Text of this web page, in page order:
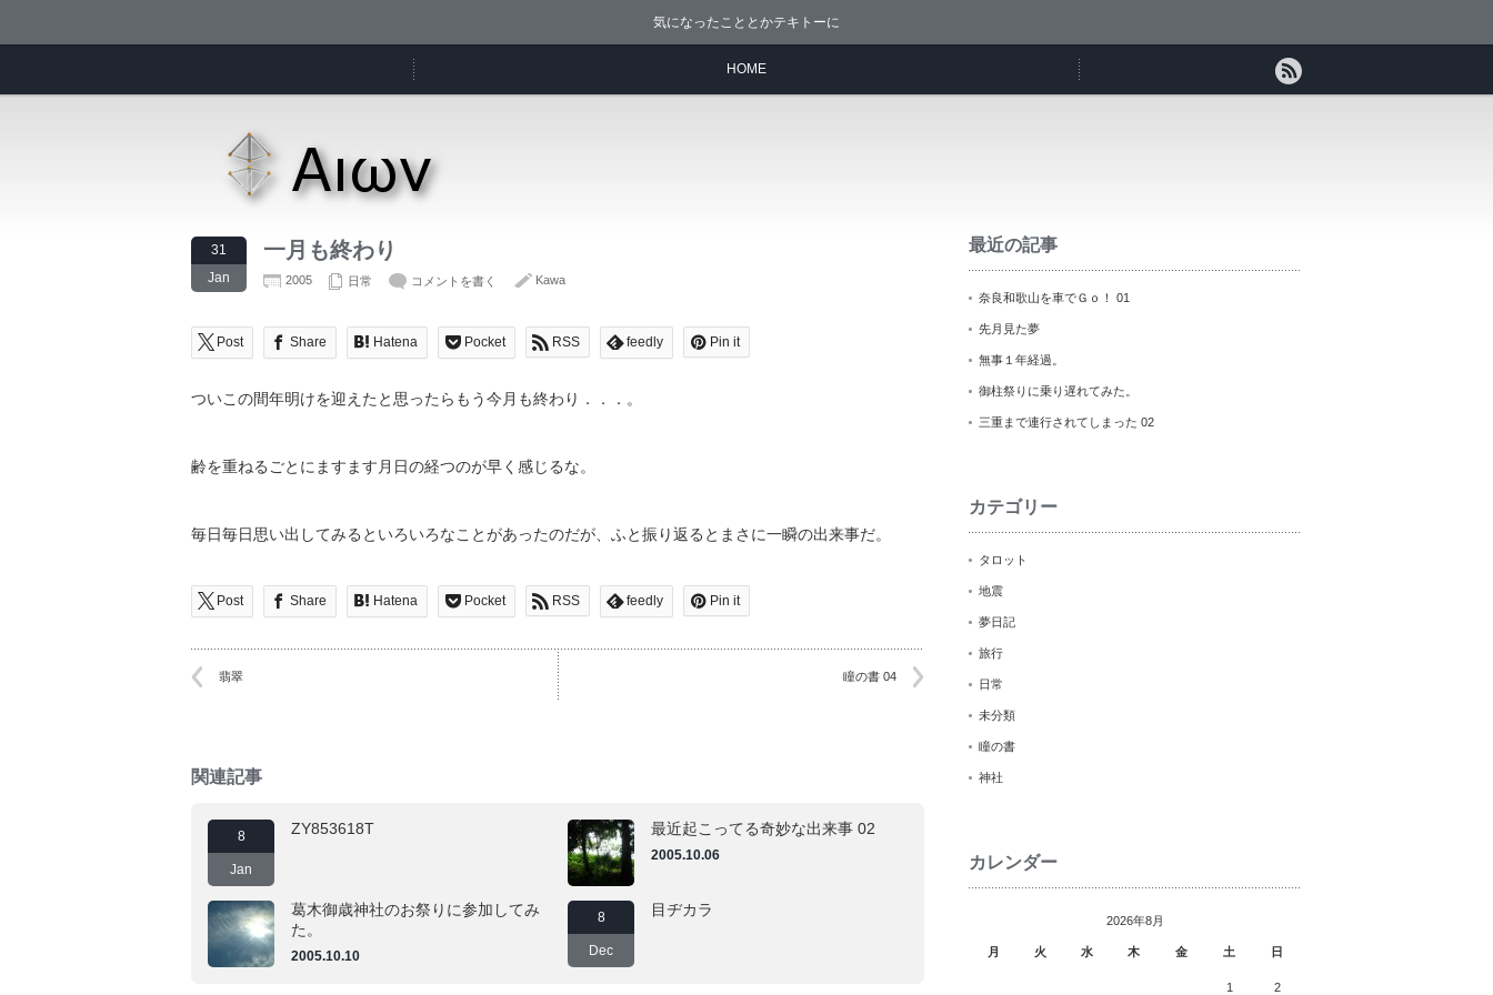
気になったこととかテキトーに
HOME
31
Jan
一月も終わり
2005 日常 コメントを書く Kawa
Post Share Hatena Pocket RSS feedly Pin it
ついこの間年明けを迎えたと思ったらもう今月も終わり．．．。
齢を重ねるごとにますます月日の経つのが早く感じるな。
毎日毎日思い出してみるといろいろなことがあったのだが、ふと振り返るとまさに一瞬の出来事だ。
Post Share Hatena Pocket RSS feedly Pin it
翡翠 瞳の書 04
関連記事
8
Jan
ZY853618T 最近起こってる奇妙な出来事 02
2005.10.06
葛木御歳神社のお祭りに参加してみ
た。
2005.10.10
8
Dec
目ヂカラ
最近の記事
奈良和歌山を車でＧｏ！ 01
先月見た夢
無事１年経過。
御柱祭りに乗り遅れてみた。
三重まで連行されてしまった 02
カテゴリー
タロット
地震
夢日記
旅行
日常
未分類
瞳の書
神社
カレンダー
2026年8月
月 火 水 木 金 土 日
1 2